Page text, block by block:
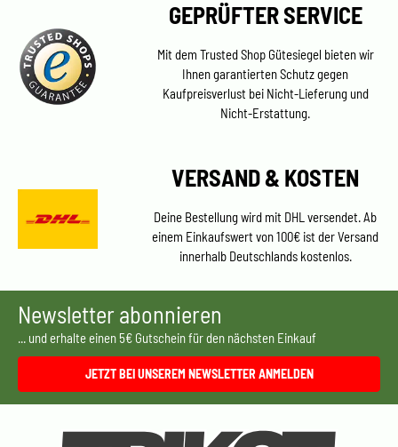
GEPRÜFTER SERVICE
Mit dem Trusted Shop Gütesiegel bieten wir
Ihnen garantierten Schutz gegen
Kaufpreisverlust bei Nicht-Lieferung und
Nicht-Erstattung.
VERSAND & KOSTEN
Deine Bestellung wird mit DHL versendet. Ab
einem Einkaufswert von 100€ ist der Versand
innerhalb Deutschlands kostenlos.
Newsletter abonnieren
... und erhalte einen 5€ Gutschein für den nächsten Einkauf
JETZT BEI UNSEREM NEWSLETTER ANMELDEN